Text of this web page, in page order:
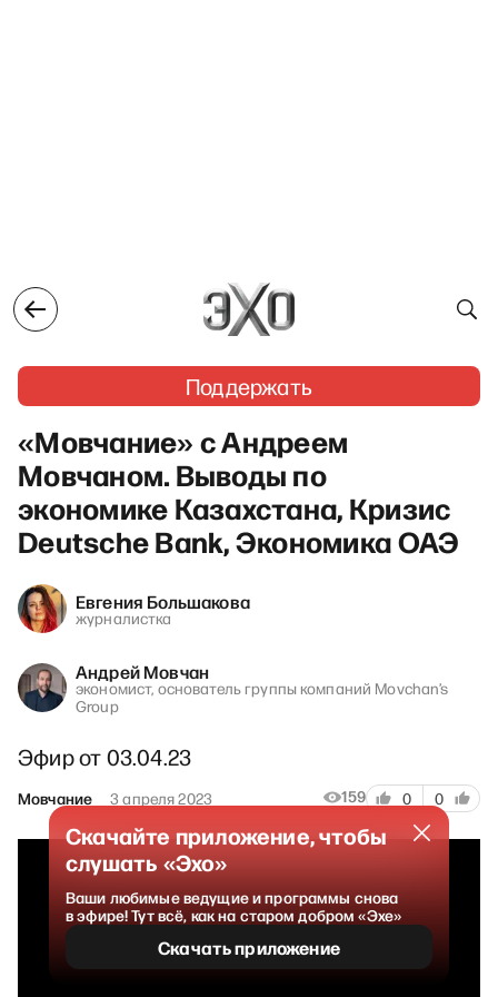
Поддержать
«Мовчание» с Андреем
Мовчаном. Выводы по
экономике Казахстана, Кризис
Deutsche Bank, Экономика ОАЭ
Евгения Большакова
журналистка
Андрей Мовчан
экономист, основатель группы компаний Movchan’s
Group
Эфир от 03.04.23
Мовчание 3 апреля 2023 159 0 0
Скачайте приложение, чтобы
слушать «Эхо»
Ваши любимые ведущие и программы снова
в эфире! Тут всё, как на старом добром «Эхе»
Скачать приложение